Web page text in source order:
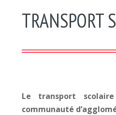
TRANSPORT
Le transport
communauté